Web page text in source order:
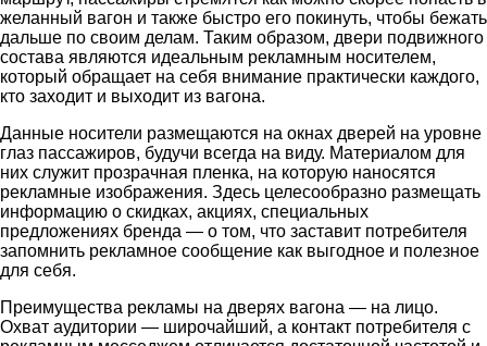
желанный вагон и также быстро его покинуть, чтобы бежать
дальше по своим делам. Таким образом, двери подвижного
состава являются идеальным рекламным носителем,
который обращает на себя внимание практически каждого,
кто заходит и выходит из вагона.
Данные носители размещаются на окнах дверей на уровне
глаз пассажиров, будучи всегда на виду. Материалом для
них служит прозрачная пленка, на которую наносятся
рекламные изображения. Здесь целесообразно размещать
информацию о скидках, акциях, специальных
предложениях бренда — о том, что заставит потребителя
запомнить рекламное сообщение как выгодное и полезное
для себя.
Преимущества рекламы на дверях вагона — на лицо.
Охват аудитории — широчайший, а контакт потребителя с